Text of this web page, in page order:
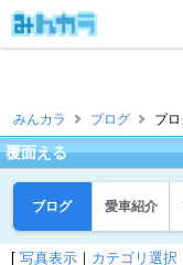
みんカラ ブログ ブ
覆面える
ブログ 愛車紹介
[ 写真表示 ｜ カテゴリ選択